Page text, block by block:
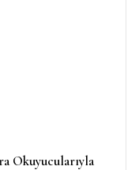
Okuyucularıyla